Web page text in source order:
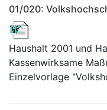
01/020:
Haushalt 2001 und
Kassenwirksame
Einzelvorlage